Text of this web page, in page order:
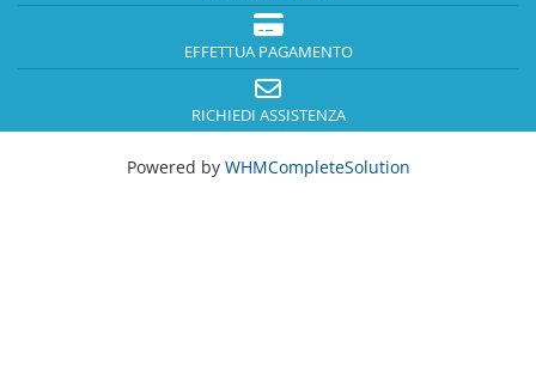
EFFETTUA PAGAMENTO
RICHIEDI ASSISTENZA
Powered by WHMCompleteSolution